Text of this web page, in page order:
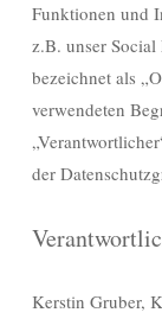
Funktionen und
z.B. unser
bezeichnet als
verwendeten
der
Kerstin Gruber,